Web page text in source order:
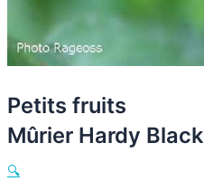
Petits fruits
Mûrier Hardy Black
🔍